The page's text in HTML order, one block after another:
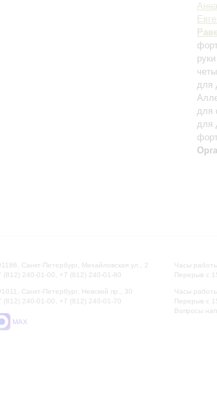
для
для
для
Санкт-Петербург, Михайловская ул., 2
(812) 240-01-00, +7 (812) 240-01-80
Санкт-Петербург, Невский пр., 30
(812) 240-01-00, +7 (812) 240-01-70
MAX
Часы
Перерыв с
Часы
Перерыв с
Вопросы